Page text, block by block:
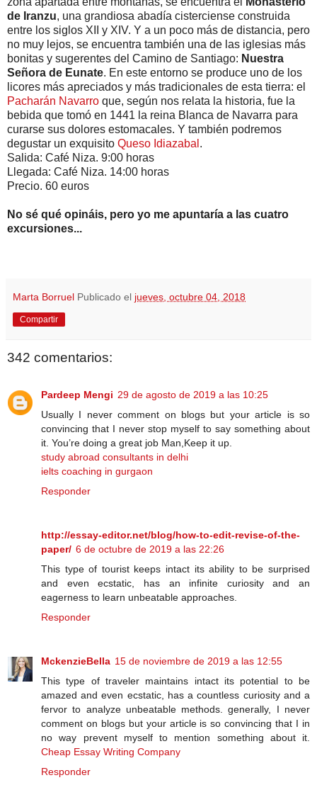
de Iranzu, una grandiosa abadía cisterciense construida
entre los siglos XII y XIV. Y a un poco más de distancia, pero
no muy lejos, se encuentra también una de las iglesias más
bonitas y sugerentes del Camino de Santiago: Nuestra
Señora de Eunate. En este entorno se produce uno de los
licores más apreciados y más tradicionales de esta tierra: el
Pacharán Navarro que, según nos relata la historia, fue la
bebida que tomó en 1441 la reina Blanca de Navarra para
curarse sus dolores estomacales. Y también podremos
degustar un exquisito Queso Idiazabal .
Salida: Café Niza. 9:00 horas
Llegada: Café Niza. 14:00 horas
Precio. 60 euros
No sé qué opináis, pero yo me apuntaría a las cuatro
excursiones...
Marta Borruel Publicado el jueves, octubre 04, 2018
Compartir
342 comentarios:
Pardeep Mengi 29 de agosto de 2019 a las 10:25
Usually I never comment on blogs but your article is so
convincing that I never stop myself to say something about
it. You’re doing a great job Man,Keep it up.
study abroad consultants in delhi
ielts coaching in gurgaon
Responder
http://essay-editor.net/blog/how-to-edit-revise-of-the-
paper/ 6 de octubre de 2019 a las 22:26
This type of tourist keeps intact its ability to be surprised
and even ecstatic, has an infinite curiosity and an
eagerness to learn unbeatable approaches.
Responder
MckenzieBella 15 de noviembre de 2019 a las 12:55
This type of traveler maintains intact its potential to be
amazed and even ecstatic, has a countless curiosity and a
fervor to analyze unbeatable methods. generally, I never
comment on blogs but your article is so convincing that I in
no way prevent myself to mention something about it.
Cheap Essay Writing Company
Responder